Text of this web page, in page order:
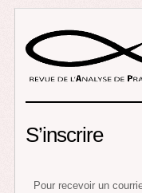
S’inscrire
Pour recevoir un